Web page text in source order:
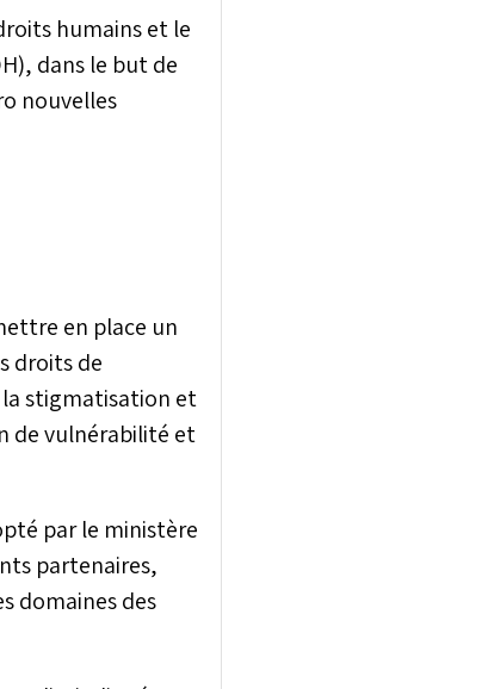
humains et le
dans le but de
nouvelles
en place un
droits de
la stigmatisation et
de vulnérabilité et
par le ministère
partenaires,
domaines des